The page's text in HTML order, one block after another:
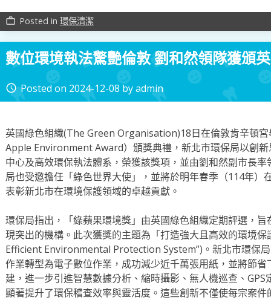
work_outline Posted in 環保清潔
數位環境執法驚艷倫敦 劉和然領隊獲頒
access_time Posted on 2024-12-08 byadmin
英國綠色組織(The Green Organisation)18日在倫敦肯辛頓
Apple Environment Award）頒獎典禮，新北市環保局以創
中心及高效環保執法體系，榮獲該獎項，並由劉和然副市長
局也受邀擔任「綠色世界大使」，並將於明年春季（114年）
表彰新北市在環境保護領域的卓越貢獻。
環保局指出，「綠蘋果環境獎」由英國綠色組織定期評選，
現突出的機構。此次獲獎的主題為「打造強大且高效的環境
Efficient Environmental Protection System”)。新北市環保
作業轉型為電子數位作業，成功減少近千萬張用紙，並將節
建，進一步引進智慧數據分析、縮時攝影、無人機巡查、
顯著提升了環保稽查效率與靈活度。這些創新不僅使每宗案